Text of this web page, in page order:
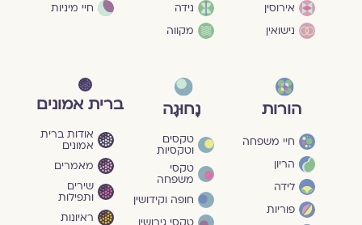
אירוסין
נישואין
נידה
מקווה
חיי מיניות
הורות
חיי משפחה
הריון
לידה
פוריות
נָחוּגָה
טקסים
וטקסיות
טקסי
משפחה
חופה וקידושין
ברית אמונים
אודות ברית
אמונים
מאמרים
שירים
ותפילות
ראיונות